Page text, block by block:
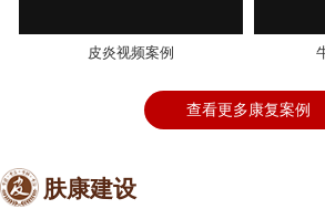
獥
皮炎视频案例
查看更多康复案例
肤康建设